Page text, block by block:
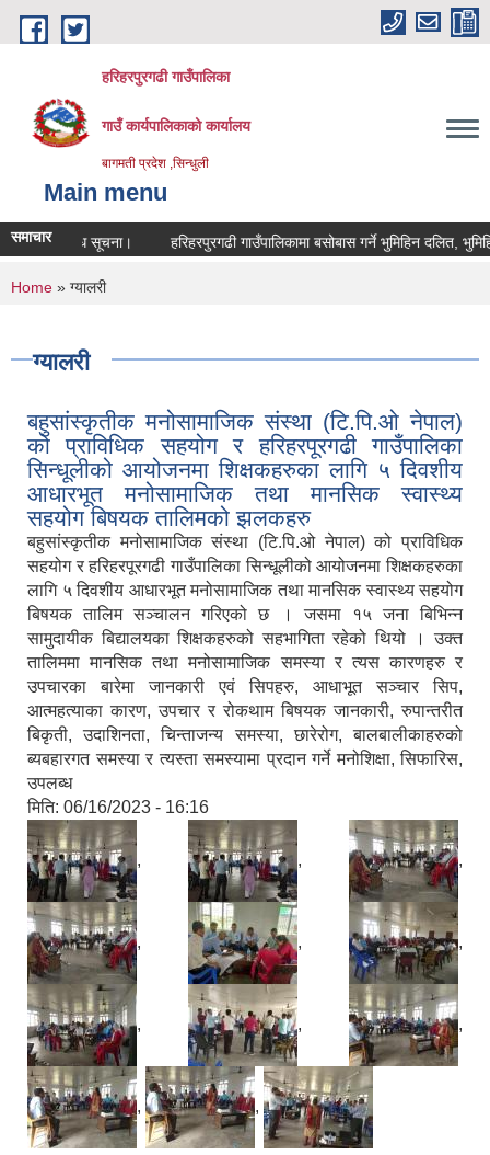
Skip to main content
हरिहरपुरगढी गाउँपालिका
गाउँ कार्यपालिकाको कार्यालय
बागमती प्रदेश ,सिन्धुली
Main menu
समाचार
सम्वन्धि सूचना। हरिहरपुरगढी गाउँपालिकामा बसोबास गर्ने भुमिहिन दलित,
You are here
Home » ग्यालरी
ग्यालरी
बहुसांस्कृतीक मनोसामाजिक संस्था (टि.पि.ओ नेपाल)
को प्राविधिक सहयोग र हरिहरपूरगढी गाउँपालिका
सिन्धूलीको आयोजनमा शिक्षकहरुका लागि ५ दिवशीय
आधारभूत मनोसामाजिक तथा मानसिक स्वास्थ्य
सहयोग बिषयक तालिमको झलकहरु
बहुसांस्कृतीक मनोसामाजिक संस्था (टि.पि.ओ नेपाल) को प्राविधिक
सहयोग र हरिहरपूरगढी गाउँपालिका सिन्धूलीको आयोजनमा शिक्षकहरुका
लागि ५ दिवशीय आधारभूत मनोसामाजिक तथा मानसिक स्वास्थ्य सहयोग
बिषयक तालिम सञ्चालन गरिएको छ । जसमा १५ जना बिभिन्न
सामुदायीक बिद्यालयका शिक्षकहरुको सहभागिता रहेको थियो । उक्त
तालिममा मानसिक तथा मनोसामाजिक समस्या र त्यस कारणहरु र
उपचारका बारेमा जानकारी एवं सिपहरु, आधाभूत सञ्चार सिप,
आत्महत्याका कारण, उपचार र रोकथाम बिषयक जानकारी, रुपान्तरीत
बिकृती, उदाशिनता, चिन्ताजन्य समस्या, छारेरोग, बालबालीकाहरुको
ब्यबहारगत समस्या र त्यस्ता समस्यामा प्रदान गर्ने मनोशिक्षा, सिफारिस,
उपलब्ध
मिति: 06/16/2023 - 16:16
, , ,
, , ,
, , ,
, ,